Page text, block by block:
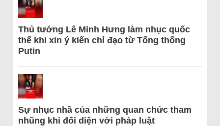
Thủ tướng Lê Minh Hưng làm nhục quốc
thể khi xin ý kiến chỉ đạo từ Tổng thống
Putin
Sự nhục nhã của những quan chức tham
nhũng khi đối diện với pháp luật